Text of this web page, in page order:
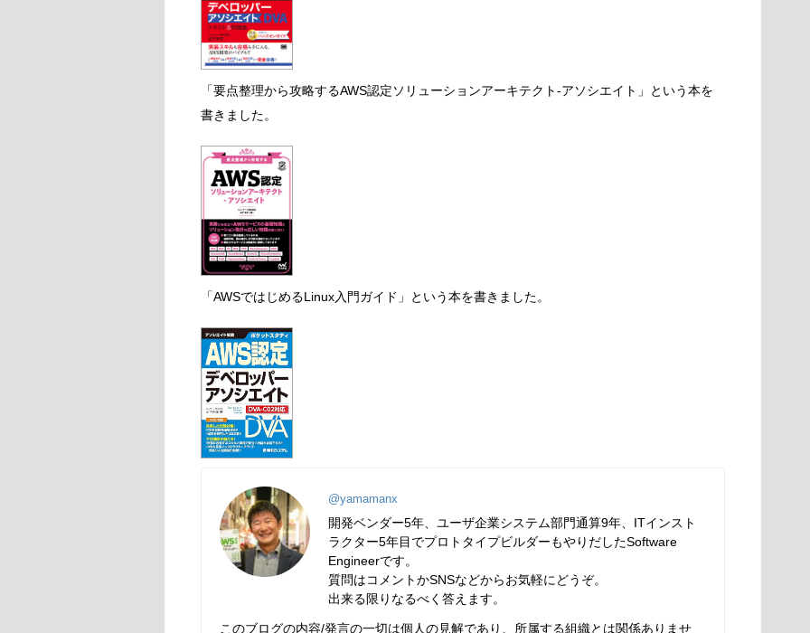
「要点整理から攻略するAWS認定ソリューションアーキテクト-アソシエイト」という本を
書きました。
「AWSではじめるLinux入門ガイド」という本を書きました。
@yamamanx
開発ベンダー5年、ユーザ企業システム部門通算9年、ITインスト
ラクター5年目でプロトタイプビルダーもやりだしたSoftware
Engineerです。
質問はコメントかSNSなどからお気軽にどうぞ。
出来る限りなるべく答えます。
このブログの内容/発言の一切は個人の見解であり、所属する組織とは関係ありませ